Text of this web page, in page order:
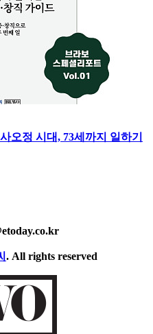
오정 시대, 73세까지 일하기
. All rights reserved